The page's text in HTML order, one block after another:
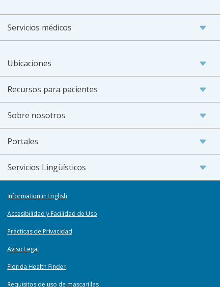
Servicios médicos
Ubicaciones
Recursos para pacientes
Sobre nosotros
Portales
Servicios Lingüísticos
Information in English
Accesibilidad y Facilidad de Uso
Prácticas de Privacidad
Aviso Legal
Florida Health Finder
Requisitos de uso de mascarillas